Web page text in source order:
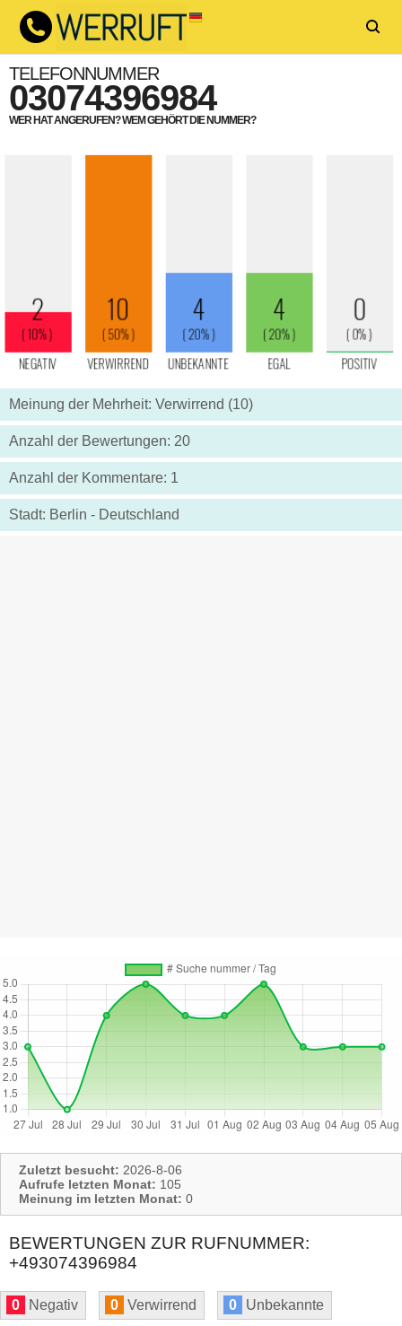
TELEFONNUMMER
03074396984
WER HAT ANGERUFEN? WEM GEHÖRT DIE NUMMER?
Meinung der Mehrheit: Verwirrend (10)
Anzahl der Bewertungen: 20
Anzahl der Kommentare: 1
Stadt: Berlin - Deutschland
Zuletzt besucht: 2026-8-06
Aufrufe letzten Monat: 105
Meinung im letzten Monat: 0
BEWERTUNGEN ZUR RUFNUMMER:
+493074396984
0 Negativ 0 Verwirrend 0 Unbekannte